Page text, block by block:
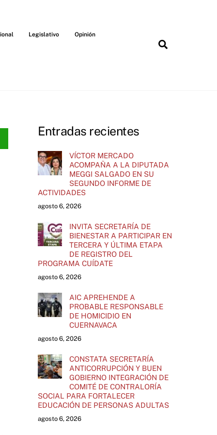
Legislativo Opinión
Entradas recientes
VÍCTOR MERCADO
ACOMPAÑA A LA DIPUTADA
MEGGI SALGADO EN SU
SEGUNDO INFORME DE
ACTIVIDADES
agosto 6, 2026
INVITA SECRETARÍA DE
BIENESTAR A PARTICIPAR EN
TERCERA Y ÚLTIMA ETAPA
DE REGISTRO DEL
PROGRAMA CUÍDATE
agosto 6, 2026
AIC APREHENDE A
PROBABLE RESPONSABLE
DE HOMICIDIO EN
CUERNAVACA
agosto 6, 2026
CONSTATA SECRETARÍA
ANTICORRUPCIÓN Y BUEN
GOBIERNO INTEGRACIÓN DE
COMITÉ DE CONTRALORÍA
SOCIAL PARA FORTALECER
EDUCACIÓN DE PERSONAS ADULTAS
agosto 6, 2026